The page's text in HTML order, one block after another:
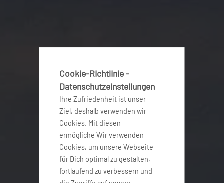
Cookie-Richtlinie -
Datenschutzeinstellungen
Ihre Zufriedenheit ist unser
Ziel, deshalb verwenden wir
Cookies. Mit diesen
ermögliche Wir verwenden
Cookies, um unsere Webseite
für Dich optimal zu gestalten,
fortlaufend zu verbessern und